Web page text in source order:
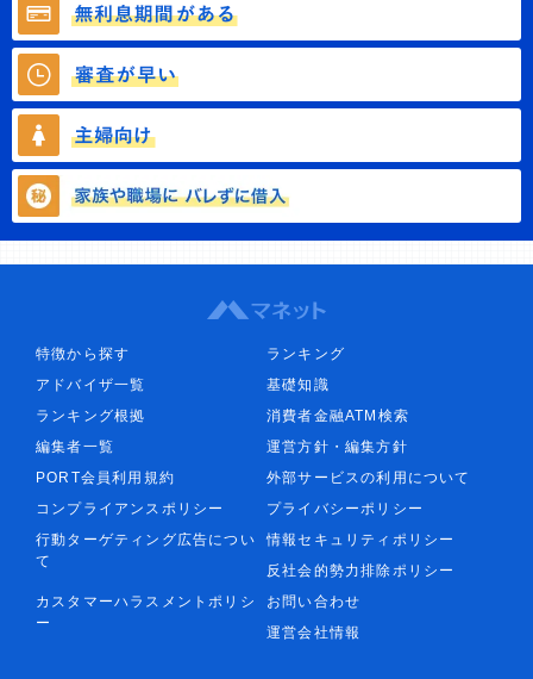
特徴から探す
ランキング
アドバイザ一覧
基礎知識
ランキング根拠
消費者金融ATM検索
編集者一覧
運営方針・編集方針
PORT会員利用規約
外部サービスの利用について
コンプライアンスポリシー
プライバシーポリシー
行動ターゲティング広告につい
て
情報セキュリティポリシー
反社会的勢力排除ポリシー
カスタマーハラスメントポリシ
ー
お問い合わせ
運営会社情報